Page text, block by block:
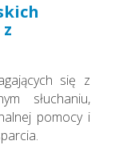
się z
słuchaniu,
pomocy i